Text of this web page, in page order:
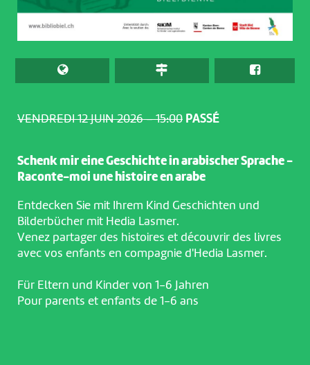
VENDREDI 12 JUIN 2026 – 15:00 PASSÉ
Schenk mir eine Geschichte in arabischer Sprache -
Raconte-moi une histoire en arabe
Entdecken Sie mit Ihrem Kind Geschichten und
Bilderbücher mit Hedia Lasmer.
Venez partager des histoires et découvrir des livres
avec vos enfants en compagnie d'Hedia Lasmer.
Für Eltern und Kinder von 1-6 Jahren
Pour parents et enfants de 1-6 ans